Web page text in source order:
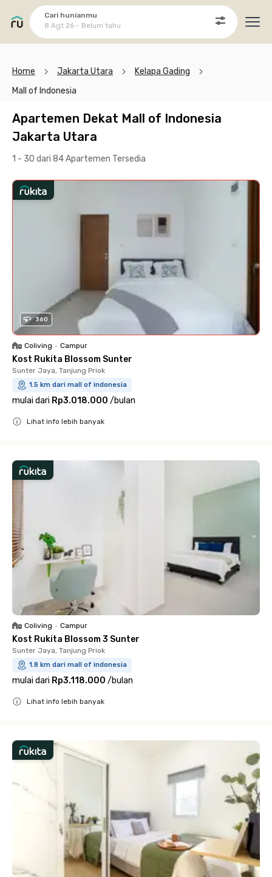
Cari hunianmu
8 Agt 26 - Belum tahu
Home Jakarta Utara
Kelapa Gading
Mall of Indonesia
Apartemen Dekat Mall of Indonesia
Jakarta Utara
1 - 30 dari 84 Apartemen Tersedia
360
Coliving • Campur
Kost Rukita Blossom Sunter
Sunter Jaya, Tanjung Priok
1.5 km dari mall of indonesia
mulai dari Rp3.018.000 /bulan
Lihat info lebih banyak
Coliving • Campur
Kost Rukita Blossom 3 Sunter
Sunter Jaya, Tanjung Priok
1.8 km dari mall of indonesia
mulai dari Rp3.118.000 /bulan
Lihat info lebih banyak